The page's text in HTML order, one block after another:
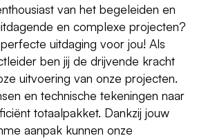
van het begeleiden en
en complexe projecten?
uitdaging voor jou! Als
ben jij de drijvende kracht
uitvoering van onze projecten.
en technische tekeningen naar
totaalpakket. Dankzij jouw
aanpak kunnen onze